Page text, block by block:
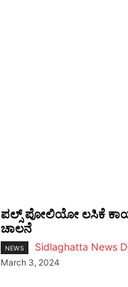
ಪಲ್ಸ್ ಪೋಲಿಯೋ ಲಸಿಕೆ
ಚಾಲನೆ
NEWS Sidlaghatta News
March 3, 2024